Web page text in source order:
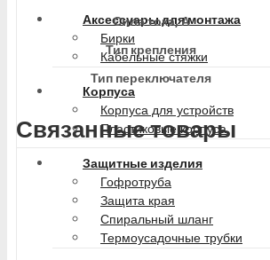
Аксессуары для монтажа
Бирки
Кабельные стяжки
Корпуса
Корпуса для устройств
Пластиковые корпуса
Защитные изделия
Гофротруба
Защита края
Спиральный шланг
Термоусадочные трубки
Сила тока, А
Тип крепления
Тип переключателя
Связанные товары